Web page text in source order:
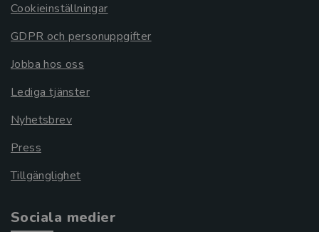
Cookieinställningar
GDPR och personuppgifter
Jobba hos oss
Lediga tjänster
Nyhetsbrev
Press
Tillgänglighet
Sociala medier